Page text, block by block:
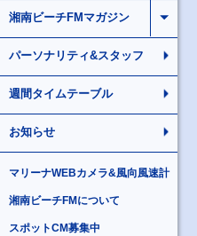
湘南ビーチFMマガジン
パーソナリティ&スタッフ
週間タイムテーブル
お知らせ
マリーナWEBカメラ&風向風速計
湘南ビーチFMについて
スポットCM募集中